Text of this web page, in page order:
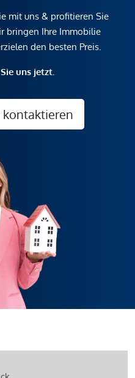
mit uns & profitieren Sie
bringen Ihre Immobilie
den besten Preis.
uns jetzt.
kontaktieren